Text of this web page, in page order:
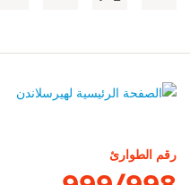
رقم الطوارئ